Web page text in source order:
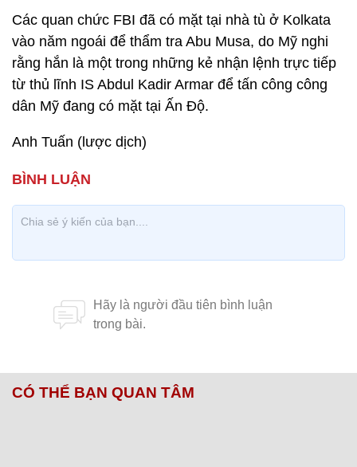
Các quan chức FBI đã có mặt tại nhà tù ở Kolkata
vào năm ngoái để thẩm tra Abu Musa, do Mỹ nghi
rằng hắn là một trong những kẻ nhận lệnh trực tiếp
từ thủ lĩnh IS Abdul Kadir Armar để tấn công công
dân Mỹ đang có mặt tại Ấn Độ.
Anh Tuấn (lược dịch)
CÓ THỂ BẠN QUAN TÂM